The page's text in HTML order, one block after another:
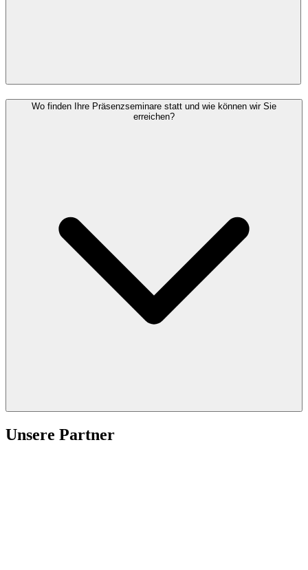
Wo finden Ihre Präsenzseminare statt und wie können wir Sie
erreichen?
Unsere Partner